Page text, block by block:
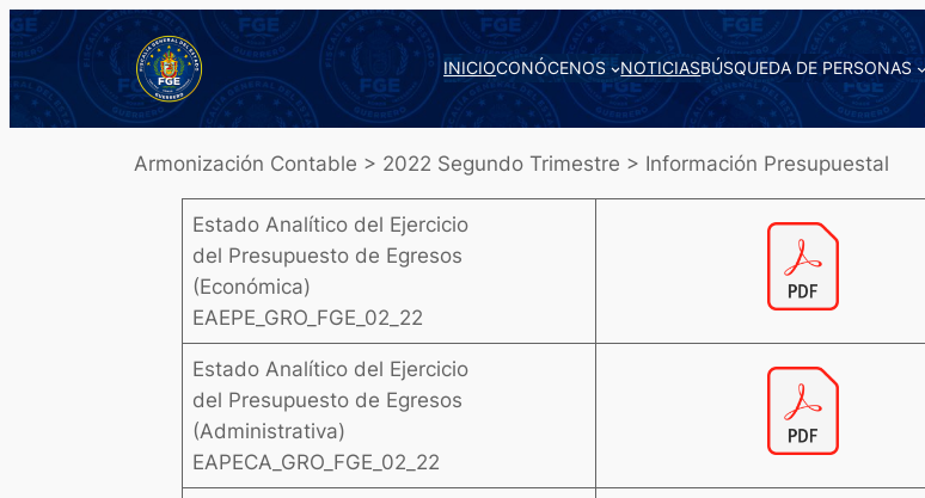
Saltar
al
contenido
INICIOCONÓCENOS NOTICIASBÚSQUEDA DE PERSONAS
Armonización Contable > 2022 Segundo Trimestre > Información Presupuestal
Estado Analítico del Ejercicio
del Presupuesto de Egresos
(Económica)
EAEPE_GRO_FGE_02_22
Estado Analítico del Ejercicio
del Presupuesto de Egresos
(Administrativa)
EAPECA_GRO_FGE_02_22